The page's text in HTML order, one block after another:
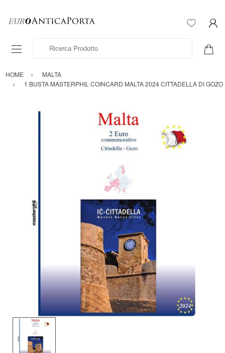
Ricerca Prodotto
HOME
MALTA
1 BUSTA MASTERPHIL COINCARD MALTA 2024 CITTADELLA DI GOZO